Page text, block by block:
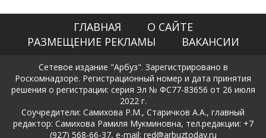
ГЛАВНАЯ
О САЙТЕ
РАЗМЕЩЕНИЕ РЕКЛАМЫ
ВАКАНСИИ
Сетевое издание "Арбуз". Зарегистрировано в
Роскомнадзоре. Регистрационный номер и дата принятия
решения о регистрации: серия Эл № ФС77-83656 от 26 июля
2022 г.
Соучредители: Самихова Р.М., Старичков А.А., главный
редактор: Самихова Рамиля Мукминовна, тел.редакции: +7
(927) 568-66-37, e-mail: red@arbuztoday.ru